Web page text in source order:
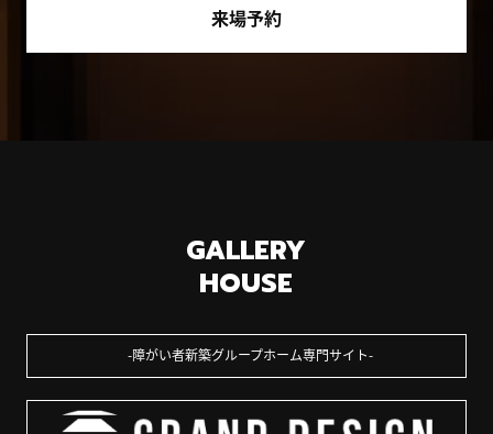
来場予約
GALLERY
HOUSE
障がい者新築グループホーム専門サイト